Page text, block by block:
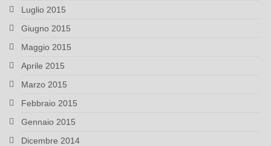
Luglio 2015
Giugno 2015
Maggio 2015
Aprile 2015
Marzo 2015
Febbraio 2015
Gennaio 2015
Dicembre 2014